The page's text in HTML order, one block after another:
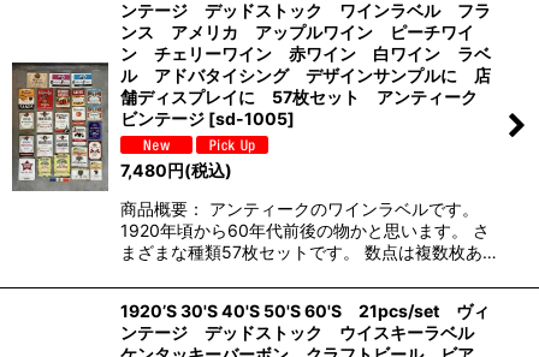
ンテージ デッドストック ワインラベル フラ
ンス アメリカ アップルワイン ピーチワイ
ン チェリーワイン 赤ワイン 白ワイン ラベ
ル アドバタイシング デザインサンプルに 店
舗ディスプレイに 57枚セット アンティーク
ビンテージ [sd-1005]
7,480円(税込)
商品概要： アンティークのワインラベルです。
1920年頃から60年代前後の物かと思います。 さ
まざまな種類57枚セットです。 数点は複数枚あ…
1920’S 30'S 40'S 50'S 60'S 21pcs/set ヴィ
ンテージ デッドストック ウイスキーラベル